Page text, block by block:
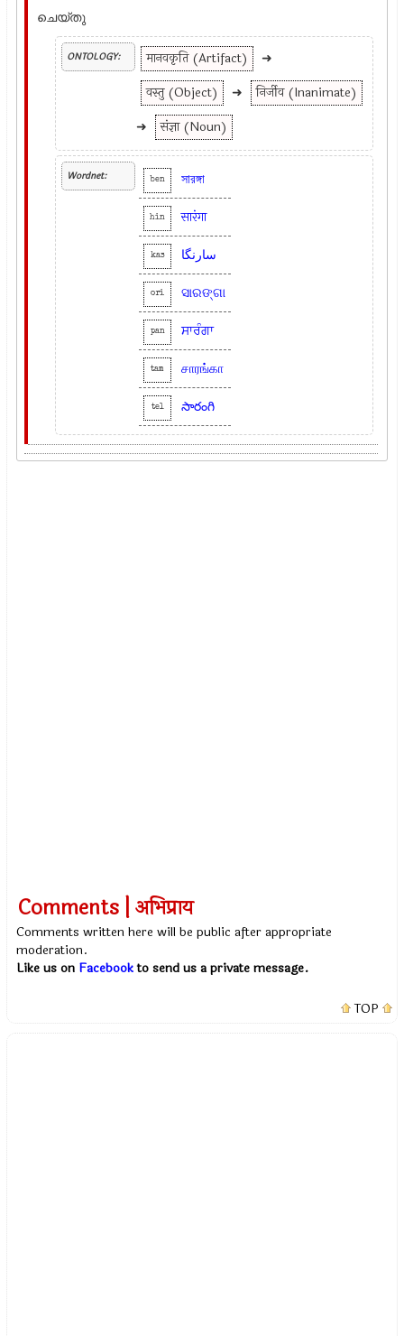
ചെയ്തു
ONTOLOGY: मानवकृति (Artifact)
➜
वस्तु (Object)
➜
निर्जीव (Inanimate)
➜
संज्ञा (Noun)
Wordnet: ben সারঙ্গা
hin सारंगा
kas سارنگا
ori ସାରଙ୍ଗା
pan ਸਾਰੰਗਾ
tam சாரங்கா
tel సారంగి
Comments | अभिप्राय
Comments written here will be public after appropriate
moderation.
Like us on Facebookto send us a private message.
TOP